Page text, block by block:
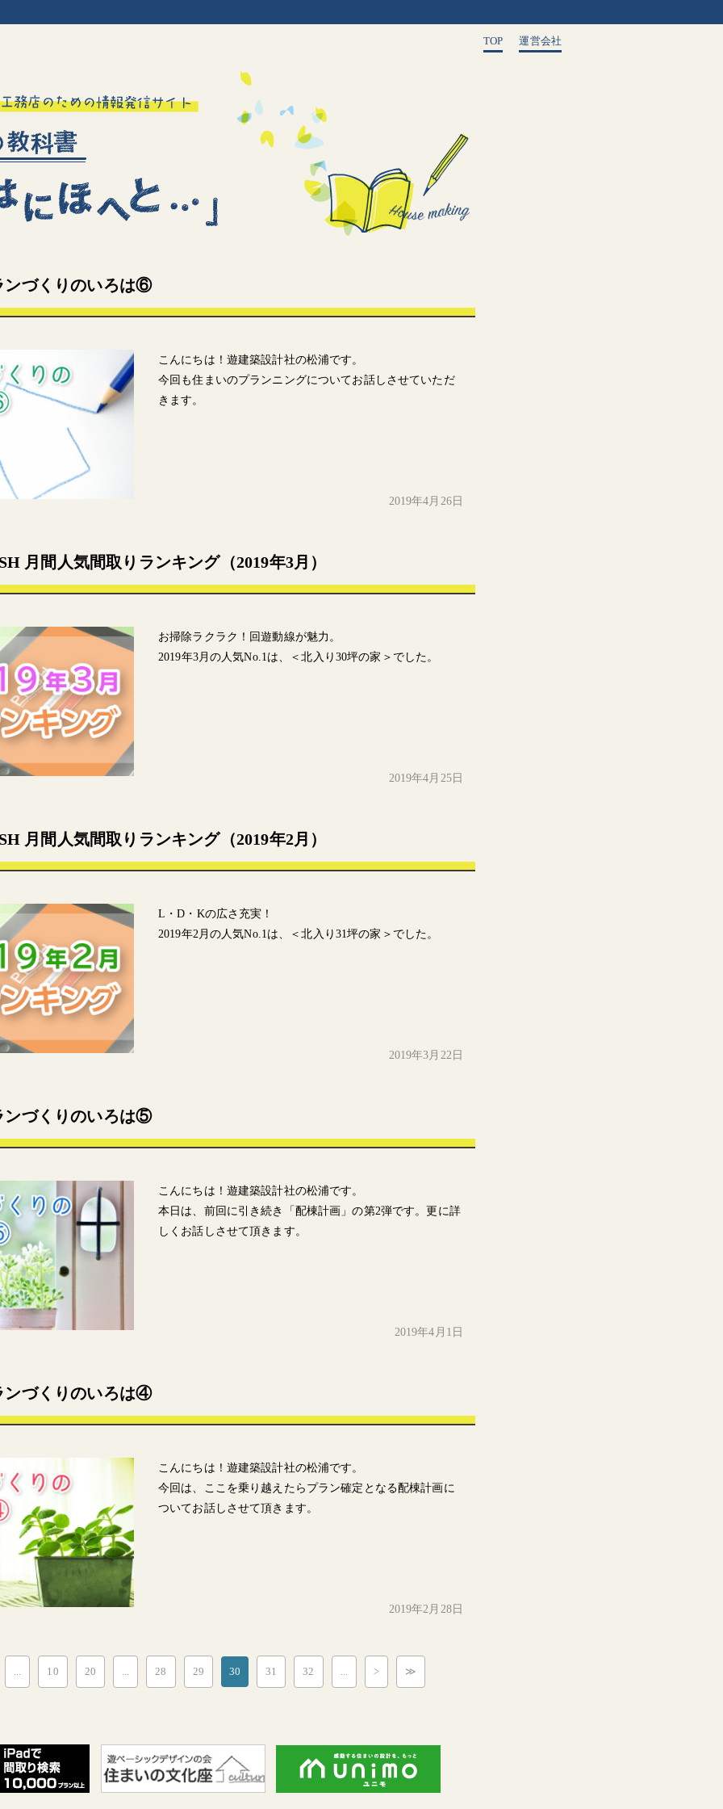
TOP 運営会社
ンづくりのいろは⑥
こんにちは！遊建築設計社の松浦です。
今回も住まいのプランニングについてお話しさせていただ
きます。
2019年4月26日
月間人気間取りランキング（2019年3月）
お掃除ラクラク！回遊動線が魅力。
2019年3月の人気No.1は、＜北入り30坪の家＞でした。
2019年4月25日
月間人気間取りランキング（2019年2月）
L・D・Kの広さ充実！
2019年2月の人気No.1は、＜北入り31坪の家＞でした。
2019年3月22日
ンづくりのいろは⑤
こんにちは！遊建築設計社の松浦です。
本日は、前回に引き続き「配棟計画」の第2弾です。更に詳
しくお話しさせて頂きます。
2019年4月1日
ンづくりのいろは④
こんにちは！遊建築設計社の松浦です。
今回は、ここを乗り越えたらプラン確定となる配棟計画に
ついてお話しさせて頂きます。
2019年2月28日
... 10 20 ... 28 29 30 31 32 ... > ≫